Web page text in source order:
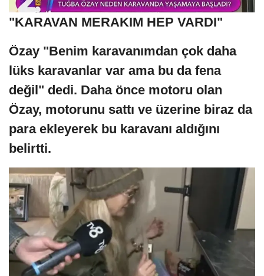
"KARAVAN MERAKIM HEP VARDI"
Özay "Benim karavanımdan çok daha
lüks karavanlar var ama bu da fena
değil" dedi. Daha önce motoru olan
Özay, motorunu sattı ve üzerine biraz da
para ekleyerek bu karavanı aldığını
belirtti.